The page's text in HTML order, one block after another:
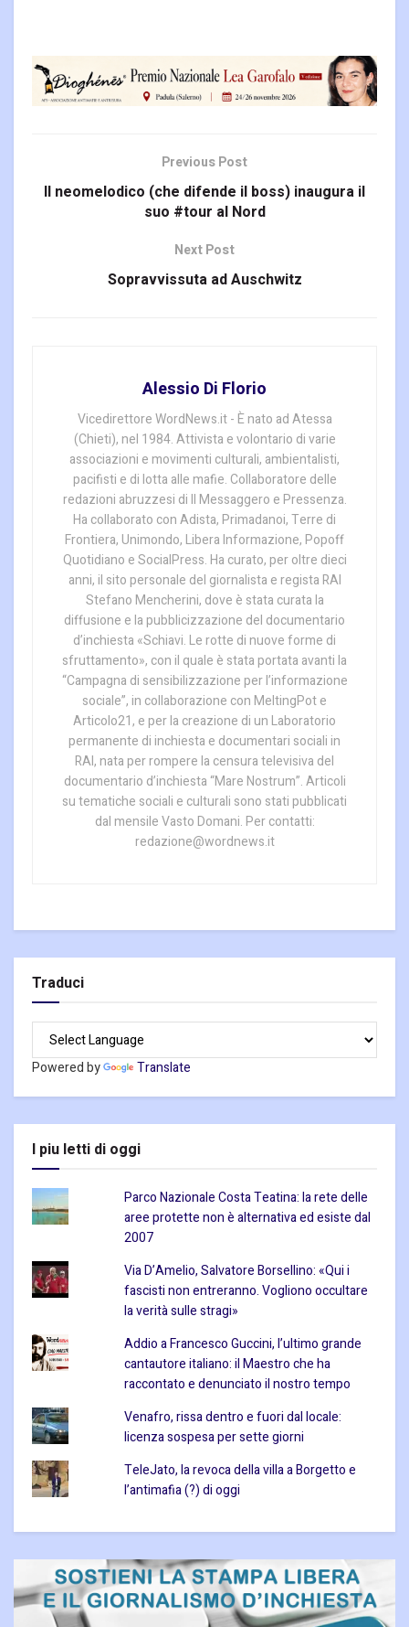
Previous Post
Il neomelodico (che difende il boss) inaugura il
suo #tour al Nord
Next Post
Sopravvissuta ad Auschwitz
Alessio Di Florio
Vicedirettore WordNews.it - È nato ad Atessa
(Chieti), nel 1984. Attivista e volontario di varie
associazioni e movimenti culturali, ambientalisti,
pacifisti e di lotta alle mafie. Collaboratore delle
redazioni abruzzesi di Il Messaggero e Pressenza.
Ha collaborato con Adista, Primadanoi, Terre di
Frontiera, Unimondo, Libera Informazione, Popoff
Quotidiano e SocialPress. Ha curato, per oltre dieci
anni, il sito personale del giornalista e regista RAI
Stefano Mencherini, dove è stata curata la
diffusione e la pubblicizzazione del documentario
d’inchiesta «Schiavi. Le rotte di nuove forme di
sfruttamento», con il quale è stata portata avanti la
“Campagna di sensibilizzazione per l’informazione
sociale”, in collaborazione con MeltingPot e
Articolo21, e per la creazione di un Laboratorio
permanente di inchiesta e documentari sociali in
RAI, nata per rompere la censura televisiva del
documentario d’inchiesta “Mare Nostrum”. Articoli
su tematiche sociali e culturali sono stati pubblicati
dal mensile Vasto Domani. Per contatti:
redazione@wordnews.it
Traduci
Powered by Translate
I piu letti di oggi
Parco Nazionale Costa Teatina: la rete delle
aree protette non è alternativa ed esiste dal
2007
Via D’Amelio, Salvatore Borsellino: «Qui i
fascisti non entreranno. Vogliono occultare
la verità sulle stragi»
Addio a Francesco Guccini, l’ultimo grande
cantautore italiano: il Maestro che ha
raccontato e denunciato il nostro tempo
Venafro, rissa dentro e fuori dal locale:
licenza sospesa per sette giorni
TeleJato, la revoca della villa a Borgetto e
l’antimafia (?) di oggi